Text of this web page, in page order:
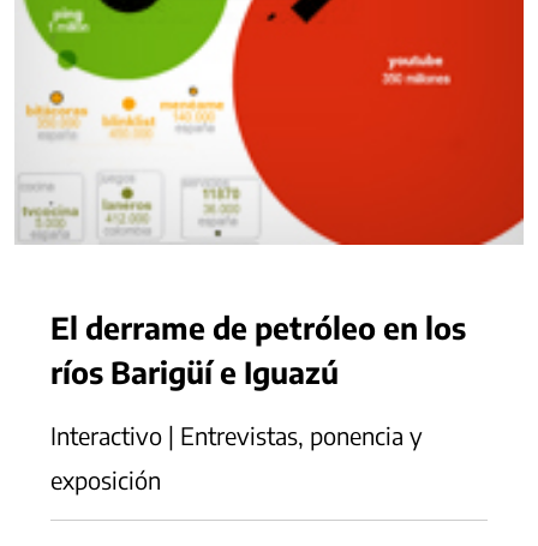
El derrame de petróleo en los
ríos Barigüí e Iguazú
Interactivo | Entrevistas, ponencia y
exposición